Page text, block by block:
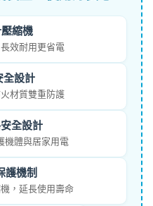
壓縮機
效耐用更省電
設計
材質雙重防護
全設計
機體與居家用電
護機制
，延長使用壽命